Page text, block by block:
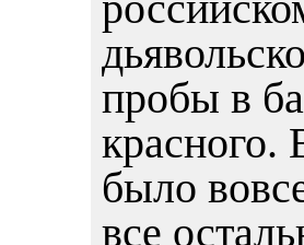
пробы в
красного.
было
все